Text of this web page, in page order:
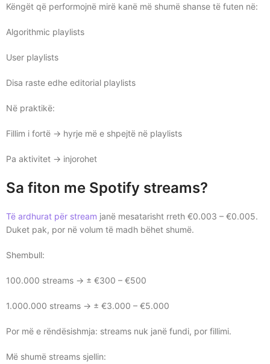
Këngët që performojnë mirë kanë më shumë shanse të futen në:
Algorithmic playlists
User playlists
Disa raste edhe editorial playlists
Në praktikë:
Fillim i fortë → hyrje më e shpejtë në playlists
Pa aktivitet → injorohet
Sa fiton me Spotify streams?
Të ardhurat për stream janë mesatarisht rreth €0.003 – €0.005.
Duket pak, por në volum të madh bëhet shumë.
Shembull:
100.000 streams → ± €300 – €500
1.000.000 streams → ± €3.000 – €5.000
Por më e rëndësishmja: streams nuk janë fundi, por fillimi.
Më shumë streams sjellin: